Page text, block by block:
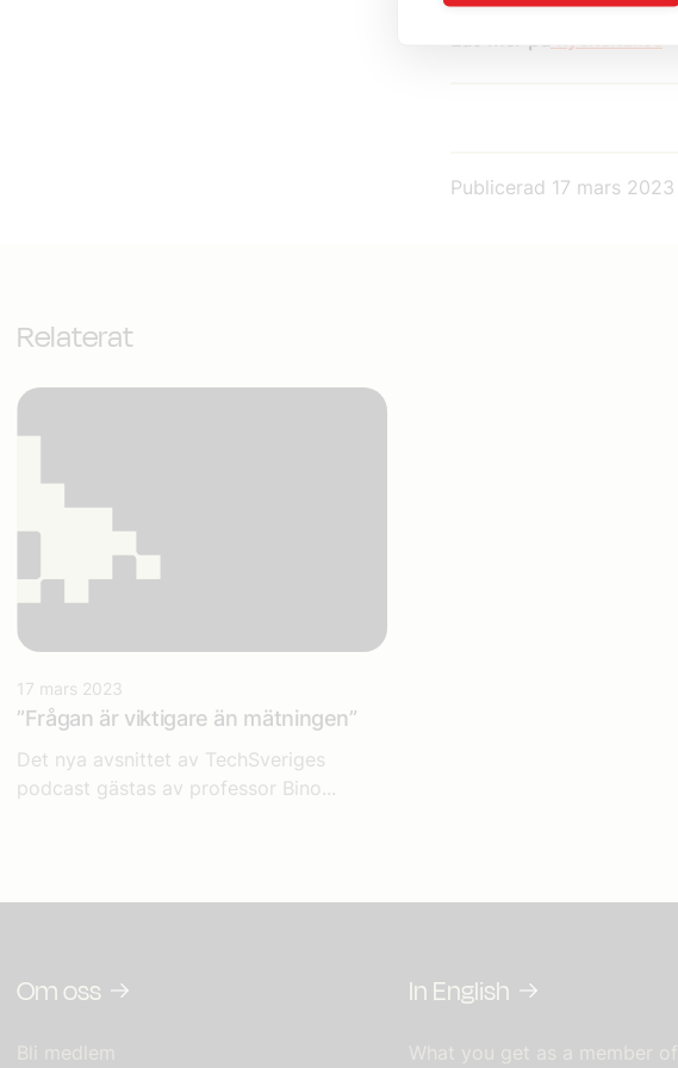
Läs mer på nyckeltal.se
Publicerad 17 mars 2023
Relaterat
17 mars 2023
”Frågan är viktigare än mätningen”
Det nya avsnittet av TechSveriges
podcast gästas av professor Bino...
Om oss
Bli medlem
In English
What you get as a member of